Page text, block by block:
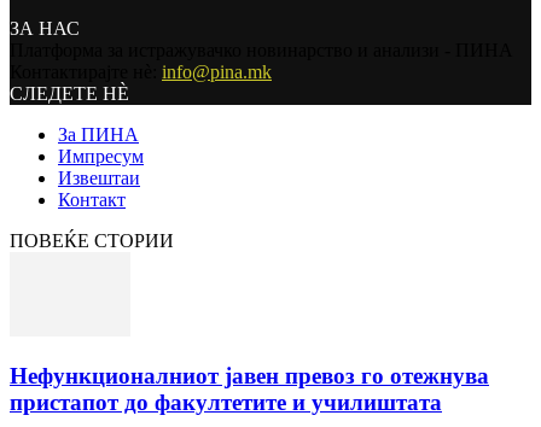
ЗА НАС
info@pina.mk
СЛЕДЕТЕ НЀ
За ПИНА
Импресум
Извештаи
Контакт
ПОВЕЌЕ СТОРИИ
Нефункционалниот јавен превоз го отежнува
пристапот до факултетите и училиштата